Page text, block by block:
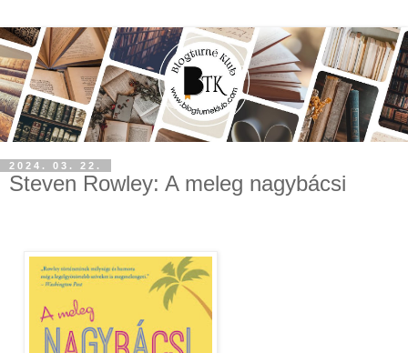
2024. 03. 22.
Steven Rowley: A meleg nagybácsi